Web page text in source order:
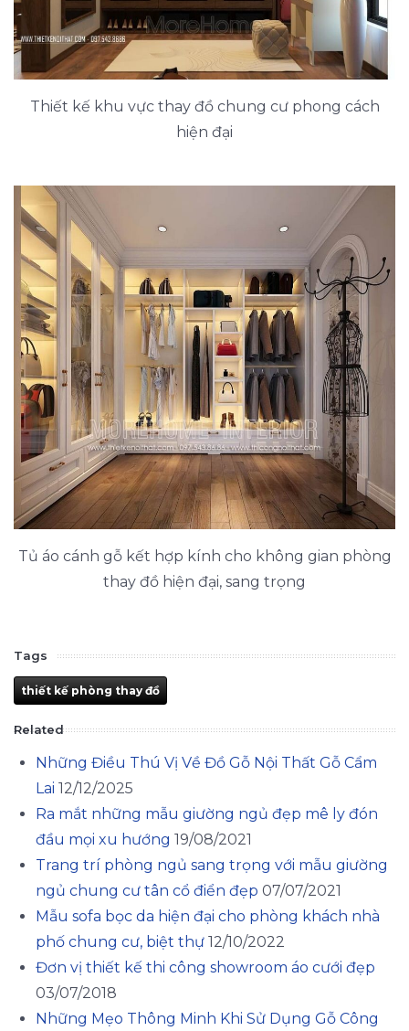
Thiết kế khu vực thay đồ chung cư phong cách
hiện đại
Tủ áo cánh gỗ kết hợp kính cho không gian phòng
thay đồ hiện đại, sang trọng
Tags
thiết kế phòng thay đồ
Related
Những Điều Thú Vị Về Đồ Gỗ Nội Thất Gỗ Cẩm
Lai 12/12/2025
Ra mắt những mẫu giường ngủ đẹp mê ly đón
đầu mọi xu hướng 19/08/2021
Trang trí phòng ngủ sang trọng với mẫu giường
ngủ chung cư tân cổ điển đẹp 07/07/2021
Mẫu sofa bọc da hiện đại cho phòng khách nhà
phố chung cư, biệt thự 12/10/2022
Đơn vị thiết kế thi công showroom áo cưới đẹp
03/07/2018
Những Mẹo Thông Minh Khi Sử Dụng Gỗ Công